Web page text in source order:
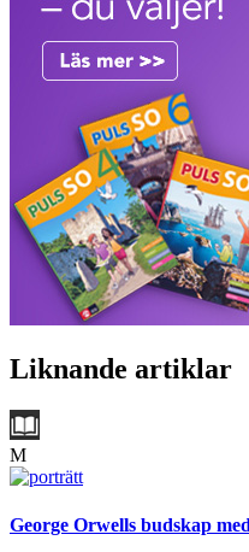
Liknande artiklar
M
George Orwells budskap